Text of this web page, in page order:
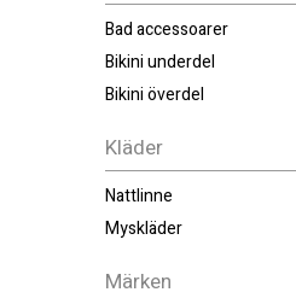
Bad accessoarer
Bikini underdel
Bikini överdel
Kläder
Nattlinne
Myskläder
Märken